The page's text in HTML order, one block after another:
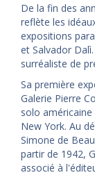
De la fin des
reflète les
expositions
et Salvador
surréaliste de
Sa première
Galerie Pierre
solo américaine
New York. Au
Simone de
partir de 1942,
associé à